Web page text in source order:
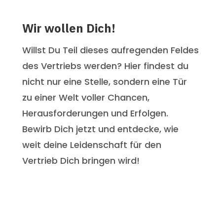
Wir wollen Dich!
Willst Du Teil dieses aufregenden Feldes
des Vertriebs werden? Hier findest du
nicht nur eine Stelle, sondern eine Tür
zu einer Welt voller Chancen,
Herausforderungen und Erfolgen.
Bewirb Dich jetzt und entdecke, wie
weit deine Leidenschaft für den
Vertrieb Dich bringen wird!